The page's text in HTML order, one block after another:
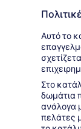
Αυτό το
Στο
δωμάτια
ανάλογα
πελάτες